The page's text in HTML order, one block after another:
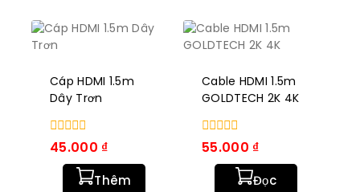
Cáp HDMI 1.5m
Dây Trơn
0
trong
45.000 ₫
Thêm
Cable HDMI 1.5m
GOLDTECH 2K 4K
0
trong
55.000 ₫
Đọc